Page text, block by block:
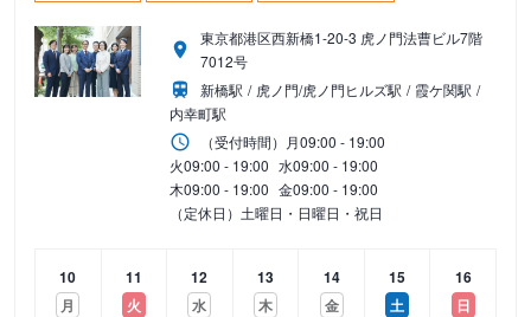
東京都港区西新橋1-20-3 虎ノ門法曹ビル7階
7012号
新橋駅
虎ノ門/虎ノ門ヒルズ駅
霞ケ関駅
内幸町駅
（受付時間） 月09:00 - 19:00
火09:00 - 19:00 水09:00 - 19:00
木09:00 - 19:00 金09:00 - 19:00
（定休日）土曜日・日曜日・祝日
10
月
11
火
12
水
13
木
14
金
15
土
16
日